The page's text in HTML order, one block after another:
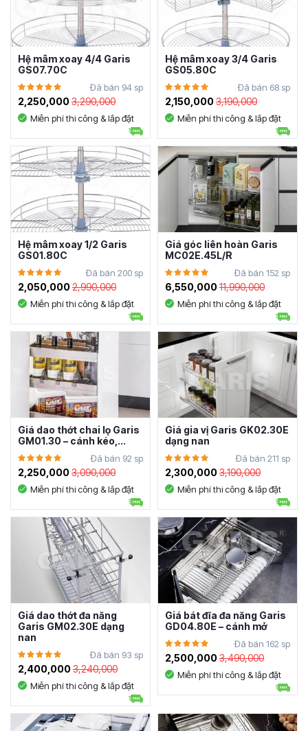
Hệ mâm xoay 4/4 Garis
GS07.70C
Đã bán 94 sp
2,250,0003,290,000
Miễn phí thi công & lắp đặt
Hệ mâm xoay 3/4 Garis
GS05.80C
Đã bán 68 sp
2,150,0003,190,000
Miễn phí thi công & lắp đặt
Hệ mâm xoay 1/2 Garis
GS01.80C
Đã bán 200 sp
2,050,0002,990,000
Miễn phí thi công & lắp đặt
Giá góc liên hoàn Garis
MC02E.45L/R
Đã bán 152 sp
6,550,00011,990,000
Miễn phí thi công & lắp đặt
Giá dao thớt chai lọ Garis
GM01.30 – cánh kéo,...
Đã bán 92 sp
2,250,0003,090,000
Miễn phí thi công & lắp đặt
Giá gia vị Garis GK02.30E
dạng nan
Đã bán 211 sp
2,300,0003,190,000
Miễn phí thi công & lắp đặt
Giá dao thớt đa năng
Garis GM02.30E dạng
nan
Đã bán 93 sp
2,400,0003,240,000
Miễn phí thi công & lắp đặt
Giá bát đĩa đa năng Garis
GD04.80E – cánh mở
Đã bán 162 sp
2,500,0003,490,000
Miễn phí thi công & lắp đặt